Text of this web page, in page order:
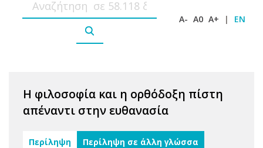
A- A0 A+ | EN
Η φιλοσοφία και η ορθόδοξη πίστη
απέναντι στην ευθανασία
Περίληψη Περίληψη σε άλλη γλώσσα